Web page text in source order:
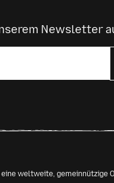
Newsletter
eine weltweite,